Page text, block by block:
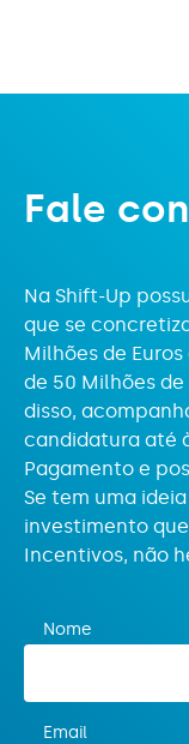
Fale con
Na Shift-Up
que se
Milhões de
de 50 Milhões
disso,
candidatura até
Pagamento e
Se tem uma
investimento
Incentivos, não
Nome
Email